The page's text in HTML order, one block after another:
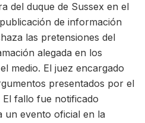
del duque de Sussex en el
de información
las pretensiones del
alegada en los
medio. El juez encargado
presentados por el
fallo fue notificado
un evento oficial en la